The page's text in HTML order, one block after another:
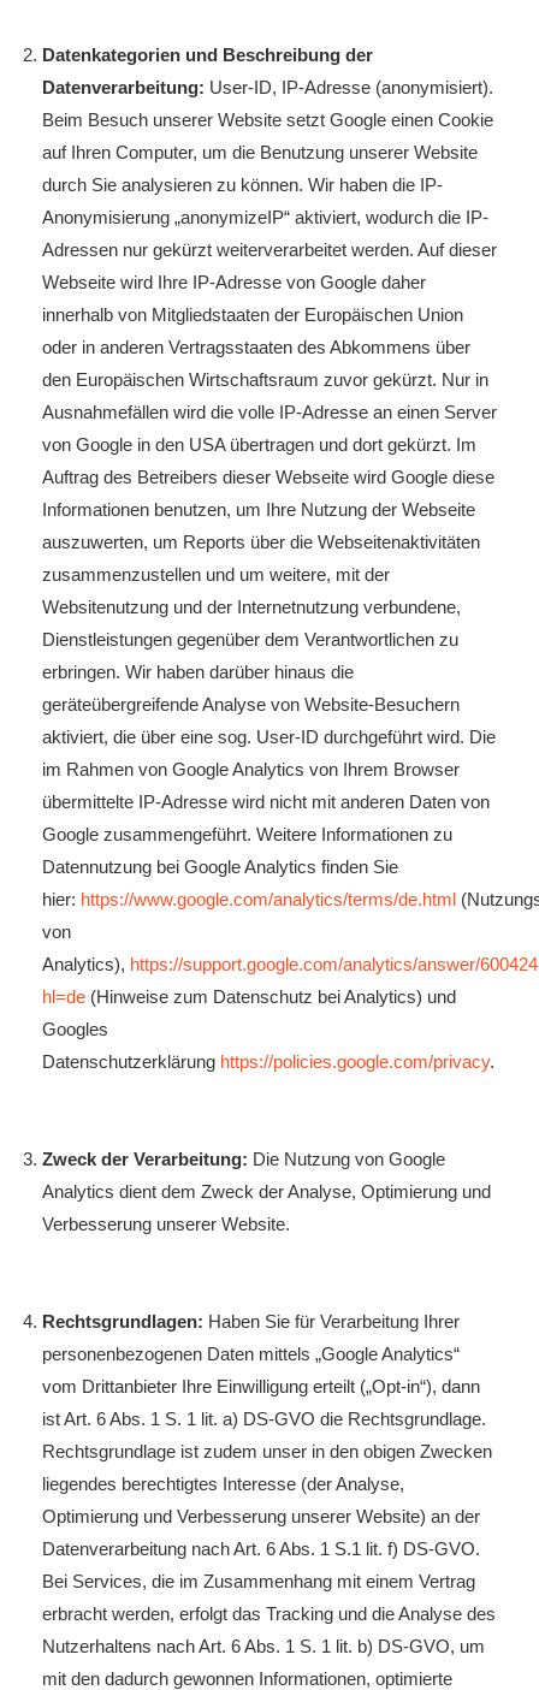
Datenkategorien und Beschreibung der
Datenverarbeitung: User-ID, IP-Adresse (anonymisiert).
Beim Besuch unserer Website setzt Google einen Cookie
auf Ihren Computer, um die Benutzung unserer Website
durch Sie analysieren zu können. Wir haben die IP-
Anonymisierung „anonymizeIP“ aktiviert, wodurch die IP-
Adressen nur gekürzt weiterverarbeitet werden. Auf dieser
Webseite wird Ihre IP-Adresse von Google daher
innerhalb von Mitgliedstaaten der Europäischen Union
oder in anderen Vertragsstaaten des Abkommens über
den Europäischen Wirtschaftsraum zuvor gekürzt. Nur in
Ausnahmefällen wird die volle IP-Adresse an einen Server
von Google in den USA übertragen und dort gekürzt. Im
Auftrag des Betreibers dieser Webseite wird Google diese
Informationen benutzen, um Ihre Nutzung der Webseite
auszuwerten, um Reports über die Webseitenaktivitäten
zusammenzustellen und um weitere, mit der
Websitenutzung und der Internetnutzung verbundene,
Dienstleistungen gegenüber dem Verantwortlichen zu
erbringen. Wir haben darüber hinaus die
geräteübergreifende Analyse von Website-Besuchern
aktiviert, die über eine sog. User-ID durchgeführt wird. Die
im Rahmen von Google Analytics von Ihrem Browser
übermittelte IP-Adresse wird nicht mit anderen Daten von
Google zusammengeführt. Weitere Informationen zu
Datennutzung bei Google Analytics finden Sie
hier: https://www.google.com/analytics/terms/de.html
von
Analytics), https://support.google.com/analytics/answer/
hl=de (Hinweise zum Datenschutz bei Analytics) und
Googles
Datenschutzerklärung https://policies.google.com/privacy.
Zweck der Verarbeitung: Die Nutzung von Google
Analytics dient dem Zweck der Analyse, Optimierung und
Verbesserung unserer Website.
Rechtsgrundlagen: Haben Sie für Verarbeitung Ihrer
personenbezogenen Daten mittels „Google Analytics“
vom Drittanbieter Ihre Einwilligung erteilt („Opt-in“), dann
ist Art. 6 Abs. 1 S. 1 lit. a) DS-GVO die Rechtsgrundlage.
Rechtsgrundlage ist zudem unser in den obigen Zwecken
liegendes berechtigtes Interesse (der Analyse,
Optimierung und Verbesserung unserer Website) an der
Datenverarbeitung nach Art. 6 Abs. 1 S.1 lit. f) DS-GVO.
Bei Services, die im Zusammenhang mit einem Vertrag
erbracht werden, erfolgt das Tracking und die Analyse des
Nutzerhaltens nach Art. 6 Abs. 1 S. 1 lit. b) DS-GVO, um
mit den dadurch gewonnen Informationen, optimierte